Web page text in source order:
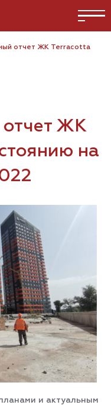
отчет ЖК Terracotta
отчет ЖК
на
и актуальным